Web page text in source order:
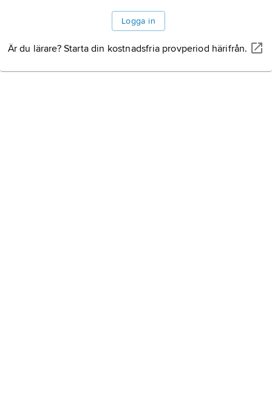
Logga in
Är du lärare? Starta din kostnadsfria provperiod härifrån.